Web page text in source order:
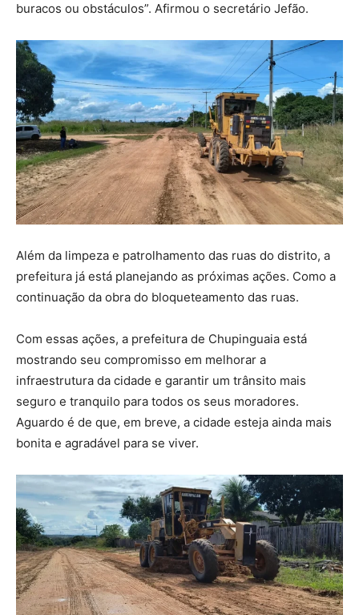
buracos ou obstáculos”. Afirmou o secretário Jefão.
Além da limpeza e patrolhamento das ruas do distrito, a
prefeitura já está planejando as próximas ações. Como a
continuação da obra do bloqueteamento das ruas.
Com essas ações, a prefeitura de Chupinguaia está
mostrando seu compromisso em melhorar a
infraestrutura da cidade e garantir um trânsito mais
seguro e tranquilo para todos os seus moradores.
Aguardo é de que, em breve, a cidade esteja ainda mais
bonita e agradável para se viver.